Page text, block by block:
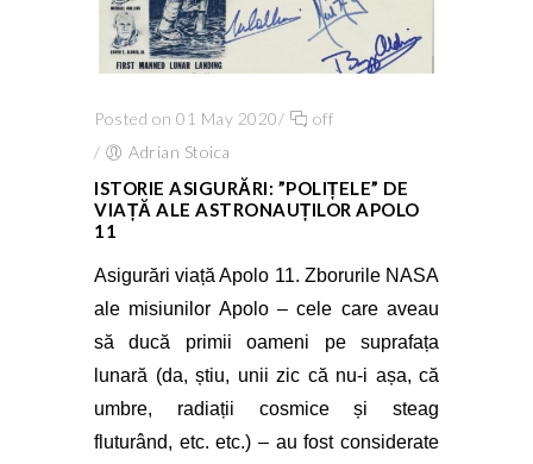
Posted on 01 May 2020/
off
/
Adrian Stoica
ISTORIE ASIGURĂRI: ”POLIȚELE” DE
VIAȚĂ ALE ASTRONAUȚILOR APOLO
11
Asigurări viață Apolo 11. Zborurile NASA
ale misiunilor Apolo – cele care aveau
să ducă primii oameni pe suprafața
lunară (da, știu, unii zic că nu-i așa, că
umbre, radiații cosmice și steag
fluturând, etc. etc.) – au fost considerate